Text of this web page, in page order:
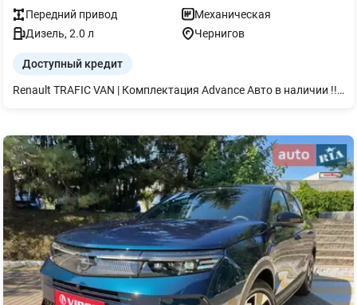
Передний привод
Механическая
Дизель, 2.0 л Чернигов
Доступный кредит
Renault TRAFIC VAN | Комплектация Advance Авто в наличии !!! Скидка 150 000 грн. * (По программе Renault Бонус) Двигатель: Дизель 2.0 (150 л.с.) L2H1 Advance Тип КПП: MКП-6 Цвет: Белый Привод: Передний